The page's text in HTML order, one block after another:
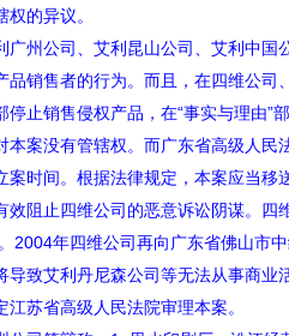
的异议。
州公司、艾利昆山公司、艾利中国
销售者的行为。而且，在四维公司
止销售侵权产品，在“事实与理由”
本案没有管辖权。而广东省高级人民
时间。根据法律规定，本案应当移
阻止四维公司的恶意诉讼阴谋。四
2004年四维公司再向广东省佛山市
导致艾利丹尼森公司等无法从事商业
苏省高级人民法院审理本案。